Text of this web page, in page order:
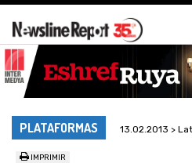
PLATAFORMAS 13.02.2013 >
IMPRIMIR